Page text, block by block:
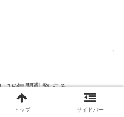
16年間勤務する。
管理部門、現場管理部門
々としたあと独立。
トップ サイドバー